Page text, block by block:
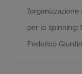
per lo spinning:
Federico